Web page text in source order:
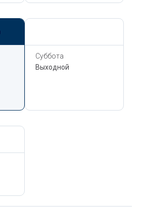
Суббота
Выходной